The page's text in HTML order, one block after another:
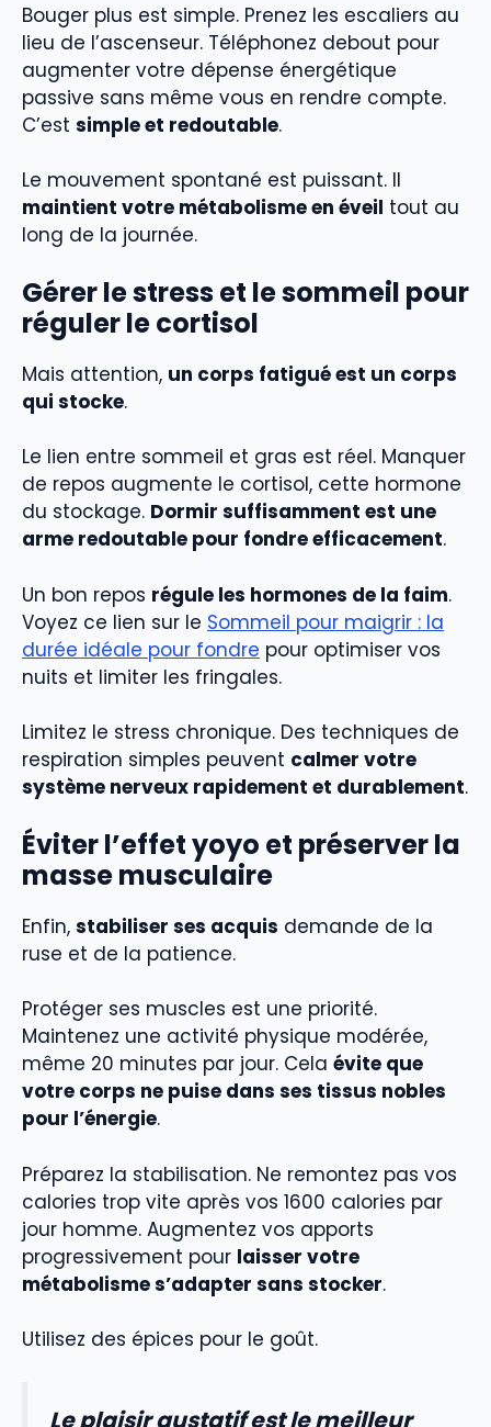
Bouger plus est simple. Prenez les escaliers au
lieu de l’ascenseur. Téléphonez debout pour
augmenter votre dépense énergétique
passive sans même vous en rendre compte.
C’est simple et redoutable.
Le mouvement spontané est puissant. Il
maintient votre métabolisme en éveil tout au
long de la journée.
Gérer le stress et le sommeil pour
réguler le cortisol
Mais attention, un corps fatigué est un corps
qui stocke.
Le lien entre sommeil et gras est réel. Manquer
de repos augmente le cortisol, cette hormone
du stockage. Dormir suffisamment est une
arme redoutable pour fondre efficacement.
Un bon repos régule les hormones de la faim.
Voyez ce lien sur le Sommeil pour maigrir : la
durée idéale pour fondre pour optimiser vos
nuits et limiter les fringales.
Limitez le stress chronique. Des techniques de
respiration simples peuvent calmer votre
système nerveux rapidement et durablement.
Éviter l’effet yoyo et préserver la
masse musculaire
Enfin, stabiliser ses acquis demande de la
ruse et de la patience.
Protéger ses muscles est une priorité.
Maintenez une activité physique modérée,
même 20 minutes par jour. Cela évite que
votre corps ne puise dans ses tissus nobles
pour l’énergie.
Préparez la stabilisation. Ne remontez pas vos
calories trop vite après vos 1600 calories par
jour homme. Augmentez vos apports
progressivement pour laisser votre
métabolisme s’adapter sans stocker.
Utilisez des épices pour le goût.
Le plaisir gustatif est le meilleur